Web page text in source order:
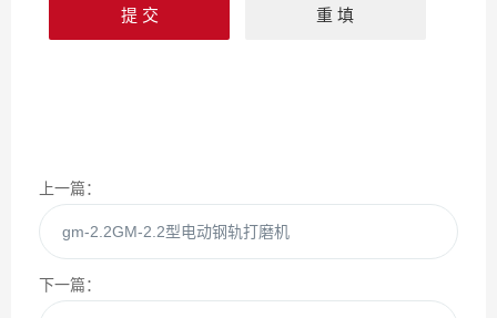
上一篇：
gm-2.2GM-2.2型电动钢轨打磨机
下一篇：